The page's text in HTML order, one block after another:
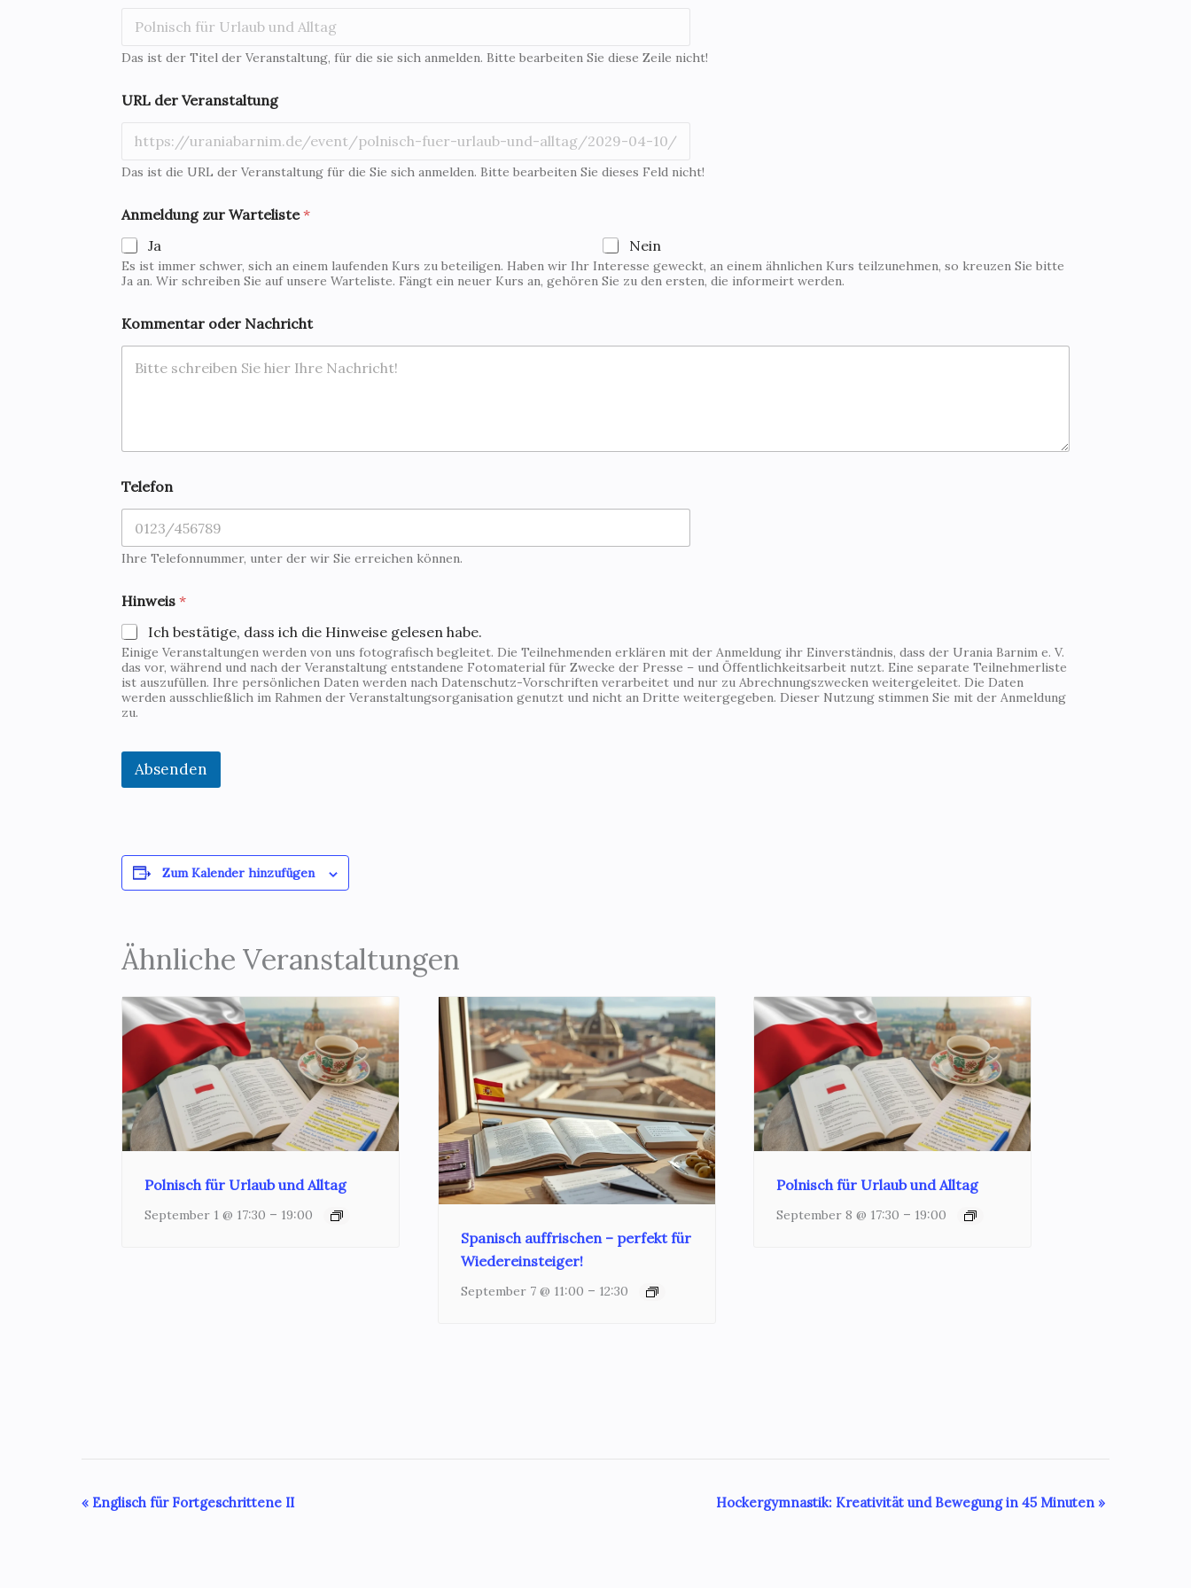
Das ist der Titel der Veranstaltung, für die sie sich anmelden. Bitte bearbeiten Sie diese Zeile nicht!
a
i
t
*
*
URL der Veranstaltung
Das ist die URL der Veranstaltung für die Sie sich anmelden. Bitte bearbeiten Sie dieses Feld nicht!
Anmeldung zur Warteliste*
Ja
Nein
Es ist immer schwer, sich an einem laufenden Kurs zu beteiligen. Haben wir Ihr Interesse geweckt, an einem ähnlichen Kurs teilzunehmen, so kreuzen Sie bitte
Ja an. Wir schreiben Sie auf unsere Warteliste. Fängt ein neuer Kurs an, gehören Sie zu den ersten, die informeirt werden.
Kommentar oder Nachricht
Telefon
Ihre Telefonnummer, unter der wir Sie erreichen können.
Hinweis *
Ich bestätige, dass ich die Hinweise gelesen habe.
Einige Veranstaltungen werden von uns fotografisch begleitet. Die Teilnehmenden erklären mit der Anmeldung ihr Einverständnis, dass der Urania Barnim e. V.
das vor, während und nach der Veranstaltung entstandene Fotomaterial für Zwecke der Presse – und Öffentlichkeitsarbeit nutzt. Eine separate Teilnehmerliste
ist auszufüllen. Ihre persönlichen Daten werden nach Datenschutz-Vorschriften verarbeitet und nur zu Abrechnungszwecken weitergeleitet. Die Daten
werden ausschließlich im Rahmen der Veranstaltungsorganisation genutzt und nicht an Dritte weitergegeben. Dieser Nutzung stimmen Sie mit der Anmeldung
zu.
Absenden
Zum Kalender hinzufügen
Ähnliche Veranstaltungen
Polnisch für Urlaub und Alltag
September 1 @ 17:30 – 19:00
Spanisch auffrischen – perfekt für
Wiedereinsteiger!
September 7 @ 11:00 – 12:30
Polnisch für Urlaub und Alltag
September 8 @ 17:30 – 19:00
Veranstaltung-
« Englisch für Fortgeschrittene II Hockergymnastik: Kreativität und Bewegung in 45 Minuten »